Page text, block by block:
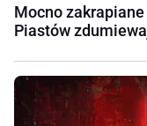
Mocno
Piastów